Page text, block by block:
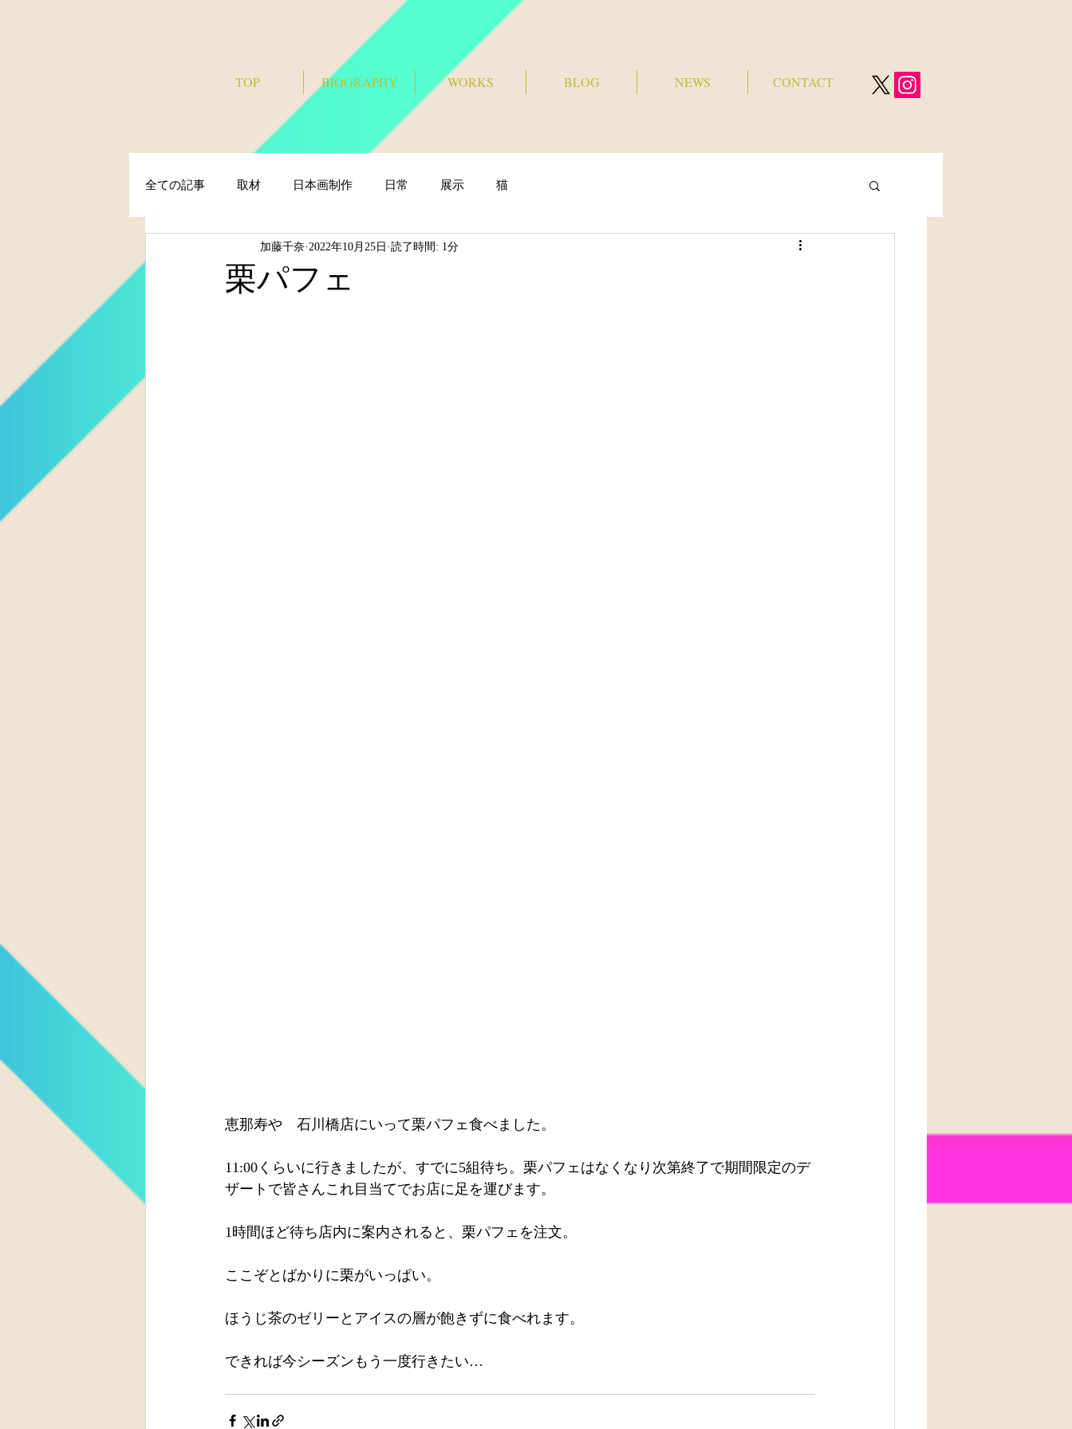
TOP BIOGRAPHY WORKS BLOG NEWS CONTACT
全ての記事 取材 日本画制作 日常 展示 猫
栗パフェ
加藤千奈 2022年10月25日 読了時間: 1分
恵那寿や　石川橋店にいって栗パフェ食べました。
11:00くらいに行きましたが、すでに5組待ち。栗パフェはなくなり次第終了で期間限定のデ
ザートで皆さんこれ目当てでお店に足を運びます。
1時間ほど待ち店内に案内されると、栗パフェを注文。
ここぞとばかりに栗がいっぱい。
ほうじ茶のゼリーとアイスの層が飽きずに食べれます。
できれば今シーズンもう一度行きたい…